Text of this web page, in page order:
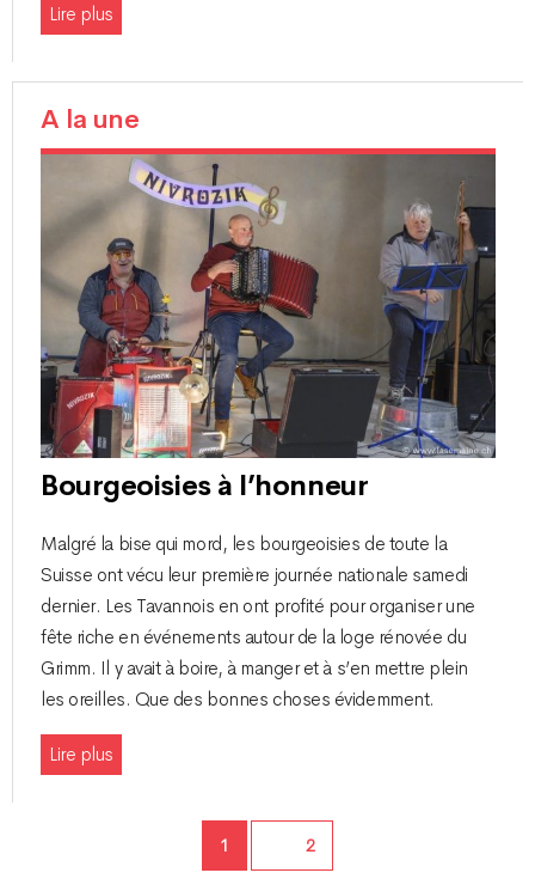
Lire plus
A la une
Bourgeoisies à l’honneur
Malgré la bise qui mord, les bourgeoisies de toute la
Suisse ont vécu leur première journée nationale samedi
dernier. Les Tavannois en ont profité pour organiser une
fête riche en événements autour de la loge rénovée du
Grimm. Il y avait à boire, à manger et à s’en mettre plein
les oreilles. Que des bonnes choses évidemment.
Lire plus
Page
1 Page2